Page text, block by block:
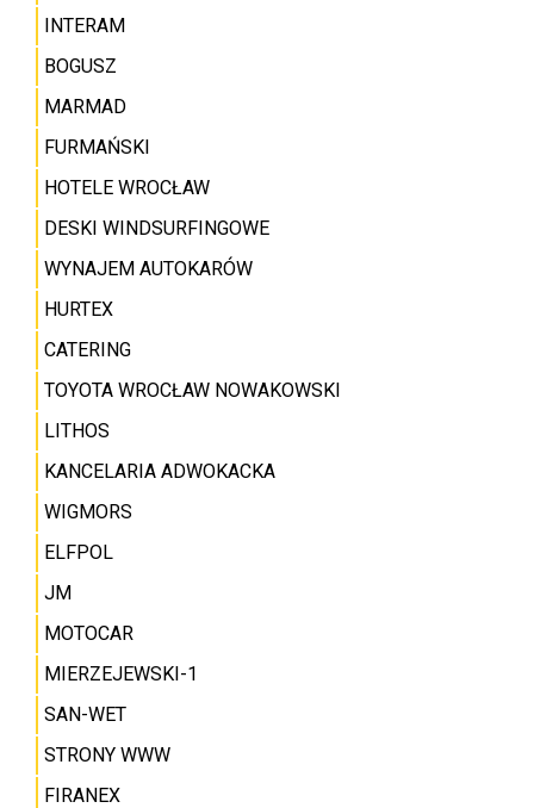
INTERAM
BOGUSZ
MARMAD
FURMAŃSKI
HOTELE WROCŁAW
DESKI WINDSURFINGOWE
WYNAJEM AUTOKARÓW
HURTEX
CATERING
TOYOTA WROCŁAW NOWAKOWSKI
LITHOS
KANCELARIA ADWOKACKA
WIGMORS
ELFPOL
JM
MOTOCAR
MIERZEJEWSKI-1
SAN-WET
STRONY WWW
FIRANEX